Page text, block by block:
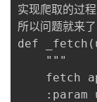
实现爬取的过
所以问题就来
def
"""
fetch api
:param